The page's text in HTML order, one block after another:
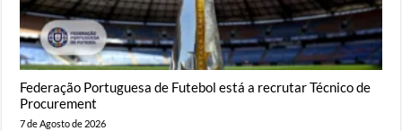
Federação Portuguesa de Futebol está a recrutar Técnico de
Procurement
7 de Agosto de 2026